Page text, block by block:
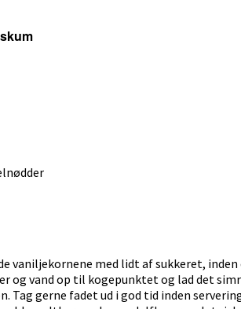
vaniljekornene med lidt af sukkeret,
og vand op til kogepunktet og lad det
gerne fadet ud i god tid inden